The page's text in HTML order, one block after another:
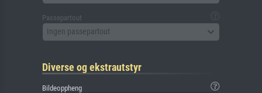
Passepartout
Ingen passepartout
Diverse og ekstrautstyr
Bildeoppheng